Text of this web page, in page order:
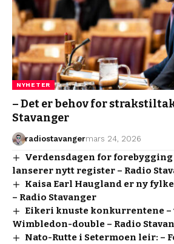
NYHETER
– Det er behov for
Stavanger
radiostavangermars 24, 2026
Verdensdagen for
lanserer nytt register – Radio
Kaisa Earl Haugland er ny
– Radio Stavanger
Eikeri knuste konkurrentene –
Wimbledon-double – Radio
Nato-Rutte i Setermoen leir: –